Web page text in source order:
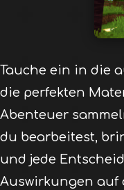
Tauche ein in die
die perfekten
Abenteuer
du bearbeitest,
und jede
Auswirkungen auf